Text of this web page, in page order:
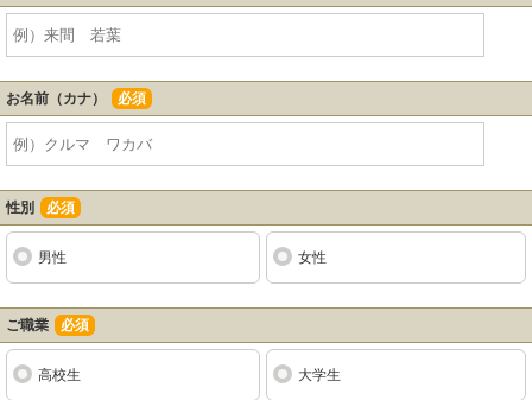
お名前（カナ） 必須
性別 必須
男性 女性
ご職業 必須
高校生 大学生